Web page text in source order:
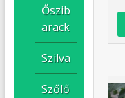
Őszib
arack
Szilva
Szőlő